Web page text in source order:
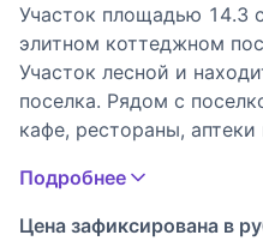
Участок площадью 14.3
элитном коттеджном
Участок лесной и
поселка. Рядом с
кафе, рестораны,
Загородный жилой
расположился по
Подробнее
Цена зафиксирована в